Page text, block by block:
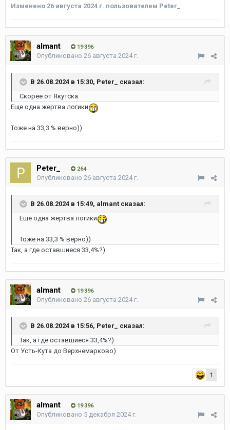
Изменено 26 августа 2024 г. пользователем Peter_
almant 19 396
Опубликовано 26 августа 2024 г.
В 26.08.2024 в 15:30, Peter_
сказал:
Скорее от Якутска
Еще одна жертва логики
Тоже на 33,3 % верно))
Peter_ 264
Опубликовано 26 августа 2024 г.
В 26.08.2024 в 15:49, almant сказал:
Еще одна жертва логики
Тоже на 33,3 % верно))
Так, а где оставшиеся 33,4%?)
almant 19 396
Опубликовано 26 августа 2024 г.
В 26.08.2024 в 15:56, Peter_
сказал:
Так, а где оставшиеся 33,4%?)
От Усть-Кута до Верхнемарково)
1
almant 19 396
Опубликовано 5 декабря 2024 г.